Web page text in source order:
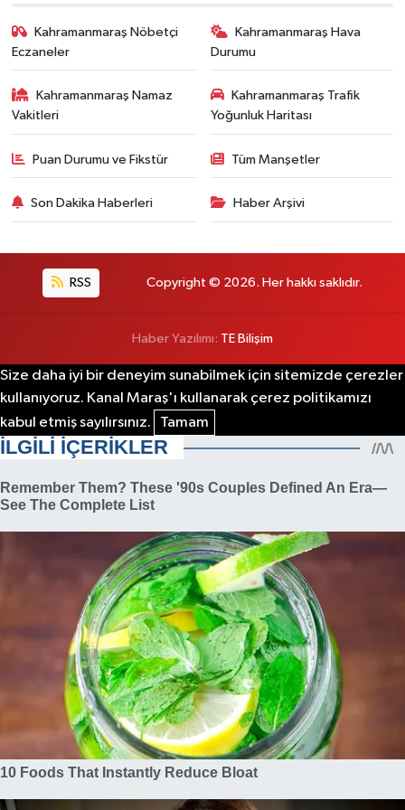
Kahramanmaraş Nöbetçi
Eczaneler
Kahramanmaraş Hava
Durumu
Kahramanmaraş Namaz
Vakitleri
Kahramanmaraş Trafik
Yoğunluk Haritası
Puan Durumu ve Fikstür Tüm Manşetler
Son Dakika Haberleri Haber Arşivi
RSS Copyright © 2026. Her hakkı saklıdır.
Haber Yazılımı: TE Bilişim
Size daha iyi bir deneyim sunabilmek için sitemizde çerezler
kullanıyoruz. Kanal Maraş'ı kullanarak çerez politikamızı
kabul etmiş sayılırsınız.
Tamam